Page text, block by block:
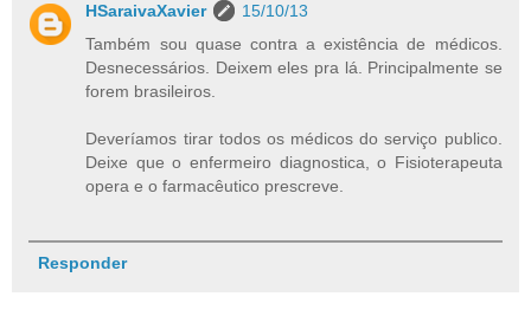
HSaraivaXavier
15/10/13
Também sou quase contra a existência de médicos.
Desnecessários. Deixem eles pra lá. Principalmente se
forem brasileiros.
Deveríamos tirar todos os médicos do serviço publico.
Deixe que o enfermeiro diagnostica, o Fisioterapeuta
opera e o farmacêutico prescreve.
Responder